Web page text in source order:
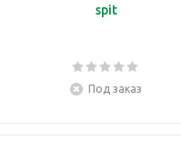
spit
Под заказ